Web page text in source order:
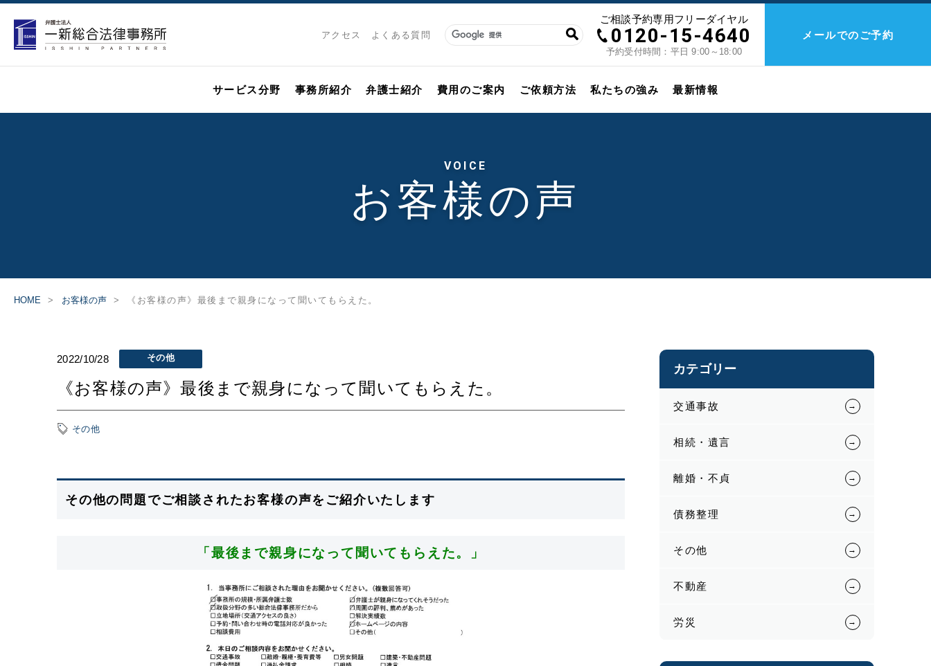
アクセス よくある質問
ご相談予約専用フリーダイヤル
0120-15-4640
予約受付時間：平日 9:00～18:00
メールでのご予約
サービス分野 事務所紹介 弁護士紹介 費用のご案内 ご依頼方法 私たちの強み 最新情報
VOICE
お客様の声
HOME お客様の声 《お客様の声》最後まで親身になって聞いてもらえた。
2022/10/28 その他
《お客様の声》最後まで親身になって聞いてもらえた。
その他
その他の問題でご相談されたお客様の声をご紹介いたします
「最後まで親身になって聞いてもらえた。」
カテゴリー
交通事故
相続・遺言
離婚・不貞
債務整理
その他
不動産
労災